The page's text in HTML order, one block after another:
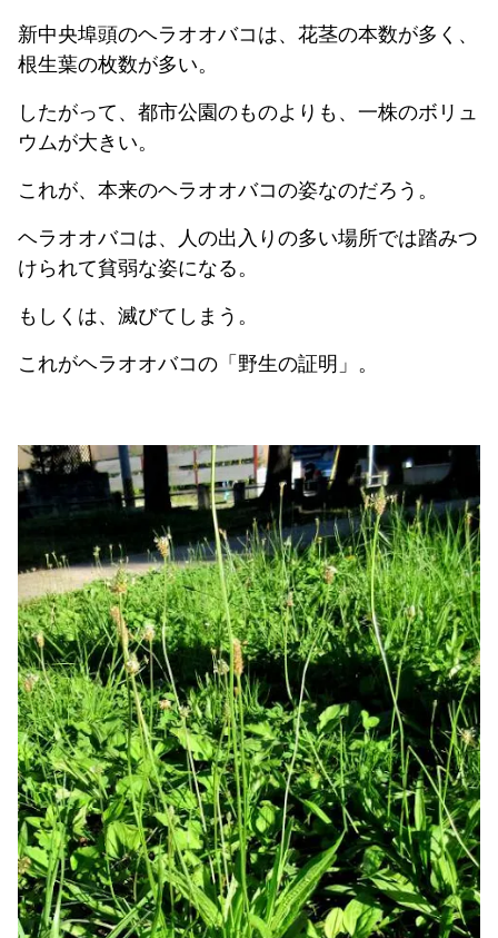
新中央埠頭のヘラオオバコは、花茎の本数が多く、
根生葉の枚数が多い。
したがって、都市公園のものよりも、一株のボリュ
ウムが大きい。
これが、本来のヘラオオバコの姿なのだろう。
ヘラオオバコは、人の出入りの多い場所では踏みつ
けられて貧弱な姿になる。
もしくは、滅びてしまう。
これがヘラオオバコの「野生の証明」。